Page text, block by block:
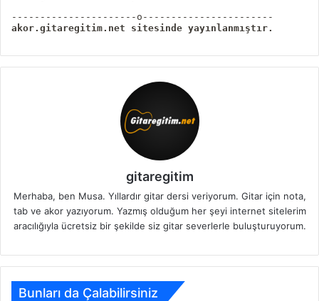
akor.gitaregitim.net sitesinde yayınlanmıştır.
gitaregitim
Merhaba, ben Musa. Yıllardır gitar dersi veriyorum. Gitar için nota,
tab ve akor yazıyorum. Yazmış olduğum her şeyi internet sitelerim
aracılığıyla ücretsiz bir şekilde siz gitar severlerle buluşturuyorum.
Bunları da Çalabilirsiniz